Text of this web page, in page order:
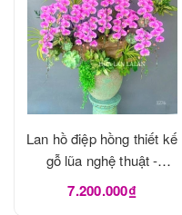
Lan hồ điệp hồng thiết kế
gỗ lũa nghệ thuật -
LHD1273
7.200.000₫